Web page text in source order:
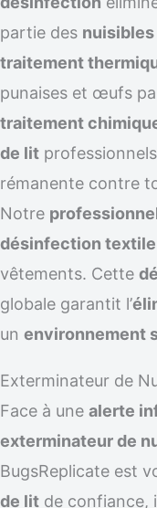
partie des
traitement
punaises et œufs
traitement
de lit
rémanente contre
Notre
désinfection textile
vêtements. Cette
globale garantit l’
un environnement
Exterminateur de
Face à une alerte
exterminateur de
BugsReplicate est
de lit de confiance,